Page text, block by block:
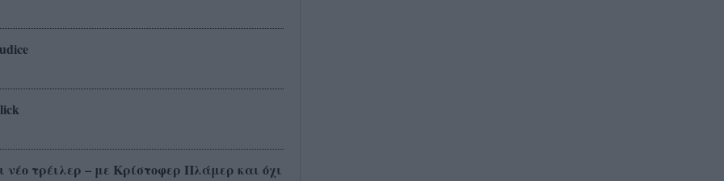
νέο τρέιλερ – με Κρίστοφερ Πλάμερ και όχι